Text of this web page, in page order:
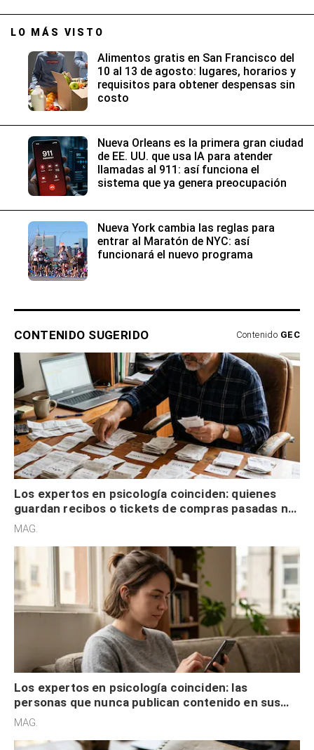
LO MÁS VISTO
Alimentos gratis en San Francisco del
10 al 13 de agosto: lugares, horarios y
requisitos para obtener despensas sin
costo
Nueva Orleans es la primera gran ciudad
de EE. UU. que usa IA para atender
llamadas al 911: así funciona el
sistema que ya genera preocupación
Nueva York cambia las reglas para
entrar al Maratón de NYC: así
funcionará el nuevo programa
CONTENIDO SUGERIDO Contenido GEC
Los expertos en psicología coinciden: quienes
guardan recibos o tickets de compras pasadas no
son acumuladores, sino que tienen necesidad de
MAG.
Los expertos en psicología coinciden: las
personas que nunca publican contenido en sus
redes sociales no pretenden buscar validación
MAG.